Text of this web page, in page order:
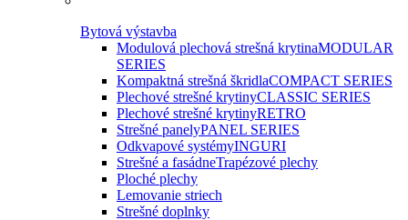
Bytová výstavba
Modulová plechová strešná krytinaMODULAR
SERIES
Kompaktná strešná škridlaCOMPACT SERIES
Plechové strešné krytinyCLASSIC SERIES
Plechové strešné krytinyRETRO
Strešné panelyPANEL SERIES
Odkvapové systémyINGURI
Strešné a fasádneTrapézové plechy
Ploché plechy
Lemovanie striech
Strešné doplnky